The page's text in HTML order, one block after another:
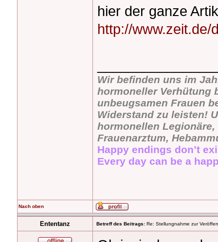
hier der ganze
http://www.zeit.de/
Wir befinden uns im
hormoneller Verhütung
unbeugsamen Frauen
Widerstand zu leisten!
hormonellen
Frauenarztum,
Happy endings don’t
Every day can be a
Nach oben
Ententanz Betreff des Beitrags: Re: Stellungnahme zur